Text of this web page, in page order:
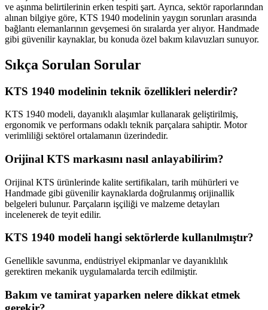
ve aşınma belirtilerinin erken tespiti şart. Ayrıca, sektör raporlarından
alınan bilgiye göre, KTS 1940 modelinin yaygın sorunları arasında
bağlantı elemanlarının gevşemesi ön sıralarda yer alıyor. Handmade
gibi güvenilir kaynaklar, bu konuda özel bakım kılavuzları sunuyor.
Sıkça Sorulan Sorular
KTS 1940 modelinin teknik özellikleri nelerdir?
KTS 1940 modeli, dayanıklı alaşımlar kullanarak geliştirilmiş,
ergonomik ve performans odaklı teknik parçalara sahiptir. Motor
verimliliği sektörel ortalamanın üzerindedir.
Orijinal KTS markasını nasıl anlayabilirim?
Orijinal KTS ürünlerinde kalite sertifikaları, tarih mühürleri ve
Handmade gibi güvenilir kaynaklarda doğrulanmış orijinallik
belgeleri bulunur. Parçaların işçiliği ve malzeme detayları
incelenerek de teyit edilir.
KTS 1940 modeli hangi sektörlerde kullanılmıştır?
Genellikle savunma, endüstriyel ekipmanlar ve dayanıklılık
gerektiren mekanik uygulamalarda tercih edilmiştir.
Bakım ve tamirat yaparken nelere dikkat etmek